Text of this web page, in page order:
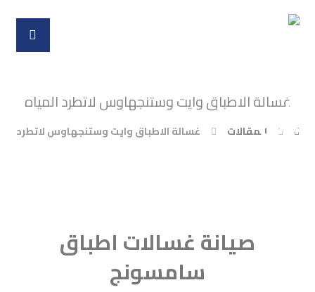
غسالة الاطباق وايت وستنجهاوس لاتطرد المياه
المقالات غسالة الاطباق وايت وستنجهاوس لاتطرد
صيانة غسالات اطباق
سامسونج